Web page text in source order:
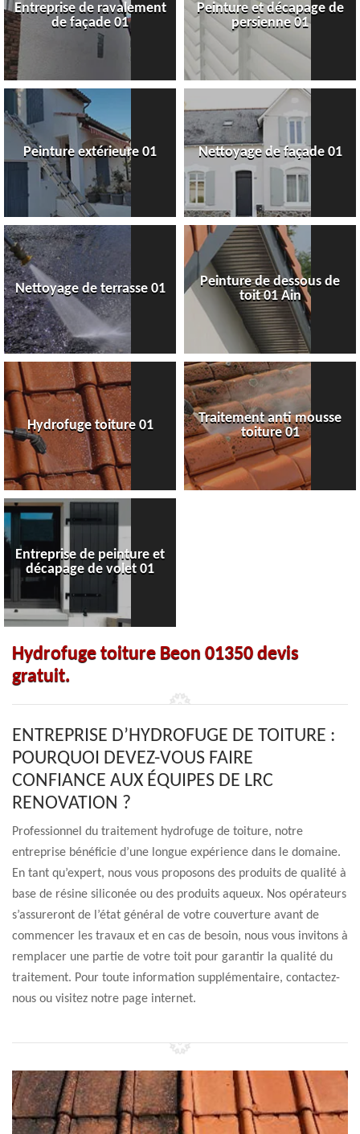
Entreprise de ravalement
de façade 01
Peinture et décapage de
persienne 01
Peinture extérieure 01 Nettoyage de façade 01
Nettoyage de terrasse 01
Peinture de dessous de
toit 01 Ain
Hydrofuge toiture 01
Traitement anti mousse
toiture 01
Entreprise de peinture et
décapage de volet 01
Hydrofuge toiture Beon 01350 devis
gratuit.
ENTREPRISE D’HYDROFUGE DE TOITURE :
POURQUOI DEVEZ-VOUS FAIRE
CONFIANCE AUX ÉQUIPES DE LRC
RENOVATION ?
Professionnel du traitement hydrofuge de toiture, notre
entreprise bénéficie d’une longue expérience dans le domaine.
En tant qu’expert, nous vous proposons des produits de qualité à
base de résine siliconée ou des produits aqueux. Nos opérateurs
s’assureront de l’état général de votre couverture avant de
commencer les travaux et en cas de besoin, nous vous invitons à
remplacer une partie de votre toit pour garantir la qualité du
traitement. Pour toute information supplémentaire, contactez-
nous ou visitez notre page internet.